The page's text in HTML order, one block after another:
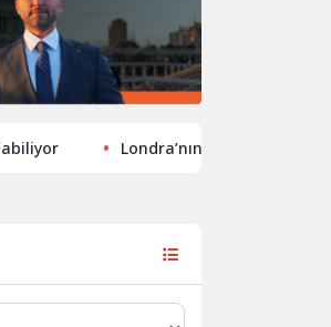
Londra’nın eğlence hayatında